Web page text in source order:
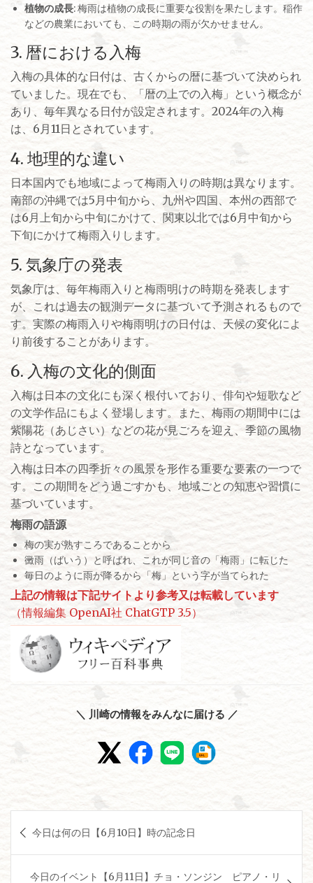
植物の成長: 梅雨は植物の成長に重要な役割を果たします。稲作
などの農業においても、この時期の雨が欠かせません。
3. 暦における入梅
入梅の具体的な日付は、古くからの暦に基づいて決められ
ていました。現在でも、「暦の上での入梅」という概念が
あり、毎年異なる日付が設定されます。2024年の入梅
は、6月11日とされています。
4. 地理的な違い
日本国内でも地域によって梅雨入りの時期は異なります。
南部の沖縄では5月中旬から、九州や四国、本州の西部で
は6月上旬から中旬にかけて、関東以北では6月中旬から
下旬にかけて梅雨入りします。
5. 気象庁の発表
気象庁は、毎年梅雨入りと梅雨明けの時期を発表します
が、これは過去の観測データに基づいて予測されるもので
す。実際の梅雨入りや梅雨明けの日付は、天候の変化によ
り前後することがあります。
6. 入梅の文化的側面
入梅は日本の文化にも深く根付いており、俳句や短歌など
の文学作品にもよく登場します。また、梅雨の期間中には
紫陽花（あじさい）などの花が見ごろを迎え、季節の風物
詩となっています。
入梅は日本の四季折々の風景を形作る重要な要素の一つで
す。この期間をどう過ごすかも、地域ごとの知恵や習慣に
基づいています。
梅雨の語源
梅の実が熟すころであることから
黴雨（ばいう）と呼ばれ、これが同じ音の「梅雨」に転じた
毎日のように雨が降るから「梅」という字が当てられた
上記の情報は下記サイトより参考又は転載しています
（情報編集 OpenAI社 ChatGTP 3.5）
＼ 川崎の情報をみんなに届ける ／
稿 今日は何の日【6月10日】時の記念日
今日のイベント【6月11日】チョ・ソンジン ピアノ・リ